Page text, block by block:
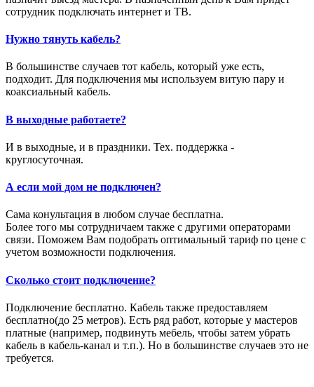
сотрудник подключать интернет и ТВ.
Нужно тянуть кабель?
В большинстве случаев тот кабель, который уже есть,
подходит. Для подключения мы используем витую пару и
коаксиальный кабель.
В выходные работаете?
И в выходные, и в праздники. Тех. поддержка -
круглосуточная.
А если мой дом не подключен?
Сама конультация в любом случае бесплатна.
Более того мы сотрудничаем также с другими операторами
связи. Поможем Вам подобрать оптимальный тариф по цене с
учетом возможности подключения.
Сколько стоит подключение?
Подключение бесплатно. Кабель также предоставляем
бесплатно(до 25 метров). Есть ряд работ, которые у мастеров
платные (например, подвинуть мебель, чтобы затем убрать
кабель в кабель-канал и т.п.). Но в большинстве случаев это не
требуется.